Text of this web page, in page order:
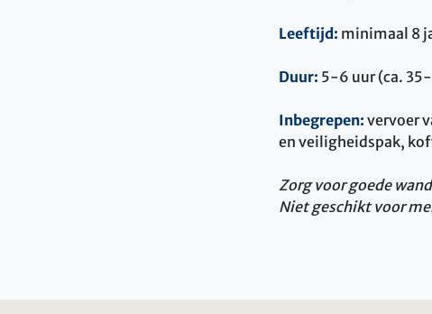
Leeftijd: minimaal 8
Duur: 5-6 uur (ca.
Inbegrepen: vervoer
en veiligheidspak,
Zorg voor goede
Niet geschikt voor